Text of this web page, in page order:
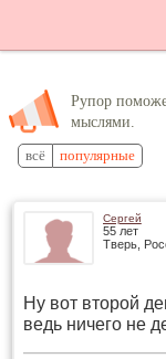
Рупор
мыслями.
всё популярные
Сергей
55 лет
Тверь,
Ну вот второй
ведь ничего не